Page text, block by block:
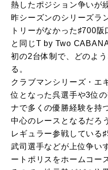
熱したポジション争いが
昨シーズンのシリーズラ
トリーがなかった♯700
と同じT by Two
初の2台体制で、どのよ
る。
クラブマンシリーズ・エ
位となった呉選手や3位
ナで多くの優勝経験を持
中心のレースとなるだろ
レギュラー参戦している
武司選手などが上位争い
ートポリスをホームコー